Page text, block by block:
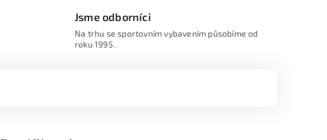
Jsme odborníci
Na trhu se sportovním vybavením působíme od
roku 1995.